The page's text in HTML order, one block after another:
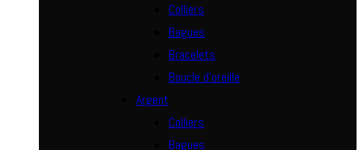
Colliers
Bagues
Bracelets
Boucle d’oreille
Argent
Colliers
Bagues